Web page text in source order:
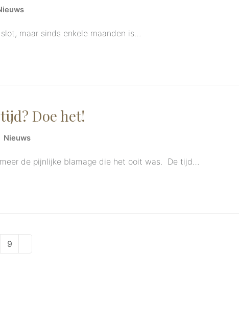
maar sinds enkele maanden is…
Doe het!
Nieuws
de pijnlijke blamage die het ooit was. De tijd…
Page
9